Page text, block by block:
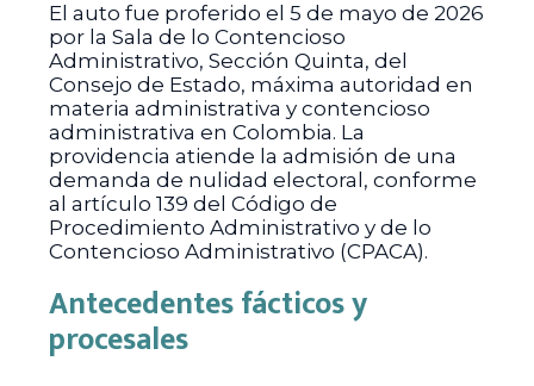
El auto fue proferido el 5 de mayo de 2026
por la Sala de lo Contencioso
Administrativo, Sección Quinta, del
Consejo de Estado, máxima autoridad en
materia administrativa y contencioso
administrativa en Colombia. La
providencia atiende la admisión de una
demanda de nulidad electoral, conforme
al artículo 139 del Código de
Procedimiento Administrativo y de lo
Contencioso Administrativo (CPACA).
Antecedentes fácticos y
procesales